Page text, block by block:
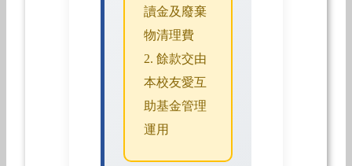
讀金及廢棄
物清理費
2. 餘款交由
本校友愛互
助基金管理
運用